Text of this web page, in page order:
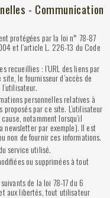
- Communication
protégées par la loi n° 78-87
et l’article L. 226-13 du Code
recueillies : l’URL des liens par
le fournisseur d’accès de
personnelles relatives à
par ce site. L’utilisateur
notamment lorsqu’il
newsletter par exemple). Il est
non de fournir ces informations.
service utilisé.
ou supprimées à tout
de la loi 78-17 du 6
aux libertés, tout utilisateur